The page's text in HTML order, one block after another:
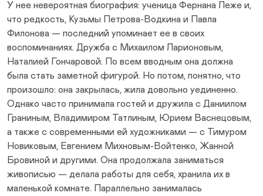
У нее невероятная биография: ученица Фернана Леже и,
что редкость, Кузьмы Петрова-Водкина и Павла
Филонова — последний упоминает ее в своих
воспоминаниях. Дружба с Михаилом Ларионовым,
Наталией Гончаровой. По всем вводным она должна
была стать заметной фигурой. Но потом, понятно, что
произошло: она закрылась, жила довольно уединенно.
Однако часто принимала гостей и дружила с Даниилом
Граниным, Владимиром Татлиным, Юрием Васнецовым,
а также с современными ей художниками — с Тимуром
Новиковым, Евгением Михновым-Войтенко, Жанной
Бровиной и другими. Она продолжала заниматься
живописью — делала работы для себя, хранила их в
маленькой комнате. Параллельно занималась